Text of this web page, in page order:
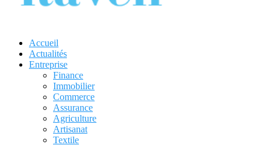
Accueil
Actualités
Entreprise
Finance
Immobilier
Commerce
Assurance
Agriculture
Artisanat
Textile